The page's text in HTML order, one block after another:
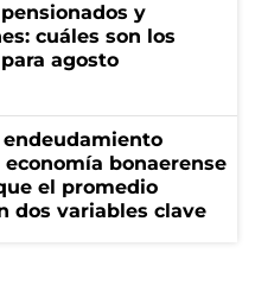
y
cuáles son los
agosto
bonaerense
el promedio
dos variables clave